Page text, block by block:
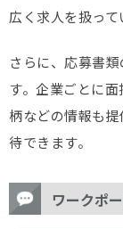
広く求人を扱って
さらに、応募書
す。企業ごとに
柄などの情報も
待できます。
ワークポ